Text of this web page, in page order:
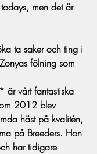
men det är
ta saker och ting i
fölning som
vårt fantastiska
2012 blev
häst på kvalitén,
på Breeders. Hon
har tidigare